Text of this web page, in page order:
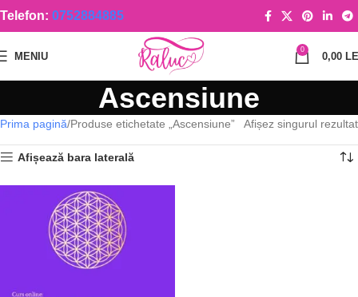
Telefon: 0752884885
MENIU
0
0,00
Ascensiune
Prima pagină Produse etichetate „Ascensiune” Afișez singurul rezultat
Afișează bara laterală